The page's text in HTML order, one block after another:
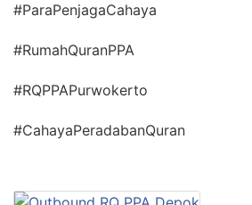
#ParaPenjagaCahaya
#RumahQuranPPA
#RQPPAPurwokerto
#CahayaPeradabanQuran